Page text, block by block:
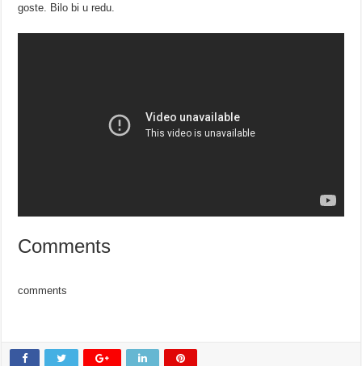
goste. Bilo bi u redu.
Comments
comments